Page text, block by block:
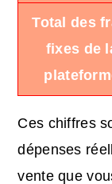
Total des
fixes de
Ces chiffres
dépenses
vente que